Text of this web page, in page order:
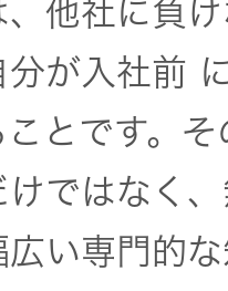
他社に負
分が入社前
とです。
けではなく
広い専門的